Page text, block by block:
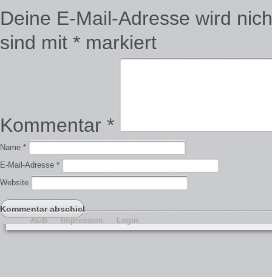
Deine E-Mail-Adresse wird
sind mit * markiert
Kommentar *
Name *
E-Mail-Adresse *
Website
AGB Impressum Login